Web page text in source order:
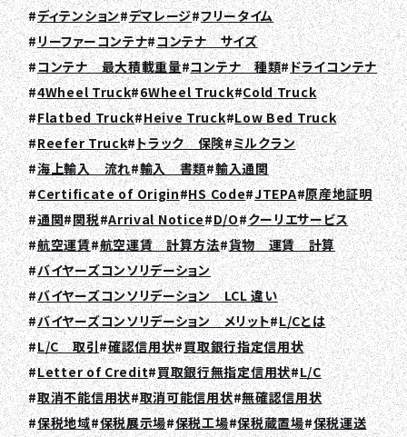
ディテンション デマレージ フリータイム
リーファーコンテナ コンテナ サイズ
コンテナ 最大積載重量 コンテナ 種類 ドライコンテナ
4Wheel Truck 6Wheel Truck Cold Truck
Flatbed Truck Heive Truck Low Bed Truck
Reefer Truck トラック 保険 ミルクラン
海上輸入 流れ 輸入 書類 輸入通関
Certificate of Origin HS Code JTEPA 原産地証明
通関 関税 Arrival Notice D/O クーリエサービス
航空運賃 航空運賃 計算方法 貨物 運賃 計算
バイヤーズコンソリデーション
バイヤーズコンソリデーション LCL 違い
バイヤーズコンソリデーション メリット L/Cとは
L/C 取引 確認信用状 買取銀行指定信用状
Letter of Credit 買取銀行無指定信用状 L/C
取消不能信用状 取消可能信用状 無確認信用状
保税地域 保税展示場 保税工場 保税蔵置場 保税運送